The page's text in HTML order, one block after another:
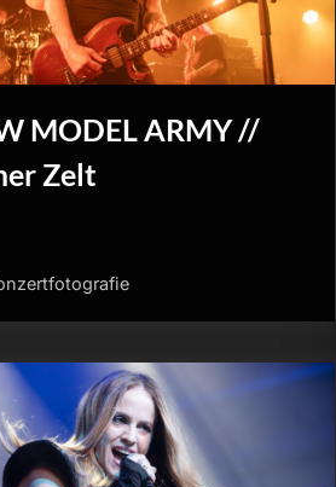
MODEL ARMY //
Zelt